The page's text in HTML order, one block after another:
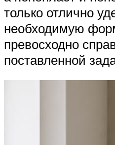
только отлично
необходимую
превосходно
поставленной